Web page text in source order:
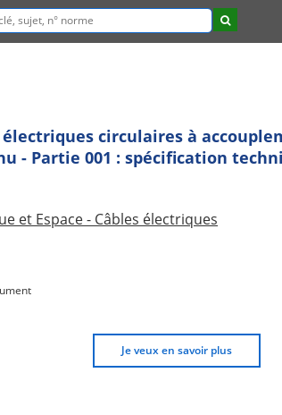
circulaires à
- Partie 001 : spécification
et Espace - Câbles électriques
Je veux en savoir plus